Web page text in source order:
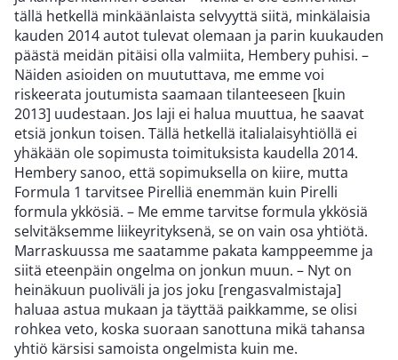
tällä hetkellä minkäänlaista selvyyttä siitä, minkälaisia
kauden 2014 autot tulevat olemaan ja parin kuukauden
päästä meidän pitäisi olla valmiita, Hembery puhisi. –
Näiden asioiden on muututtava, me emme voi
riskeerata joutumista saamaan tilanteeseen [kuin
2013] uudestaan. Jos laji ei halua muuttua, he saavat
etsiä jonkun toisen. Tällä hetkellä italialaisyhtiöllä ei
yhäkään ole sopimusta toimituksista kaudella 2014.
Hembery sanoo, että sopimuksella on kiire, mutta
Formula 1 tarvitsee Pirelliä enemmän kuin Pirelli
formula ykkösiä. – Me emme tarvitse formula ykkösiä
selvitäksemme liikeyrityksenä, se on vain osa yhtiötä.
Marraskuussa me saatamme pakata kamppeemme ja
siitä eteenpäin ongelma on jonkun muun. – Nyt on
heinäkuun puoliväli ja jos joku [rengasvalmistaja]
haluaa astua mukaan ja täyttää paikkamme, se olisi
rohkea veto, koska suoraan sanottuna mikä tahansa
yhtiö kärsisi samoista ongelmista kuin me.